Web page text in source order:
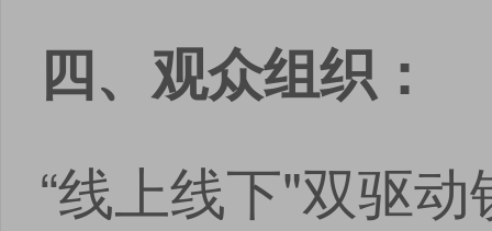
四、观众组织：
“线上线下"双驱